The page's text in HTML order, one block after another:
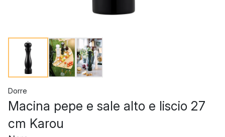
Dorre
Macina pepe e sale alto e liscio 27
cm Karou